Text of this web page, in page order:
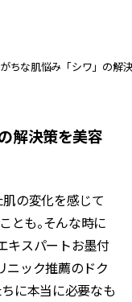
ちな肌悩み「シワ」の解
解決策を美容
の変化を感じて
とも。そんな時に
キスパートお墨付
ニック推薦のドク
ちに本当に必要なも